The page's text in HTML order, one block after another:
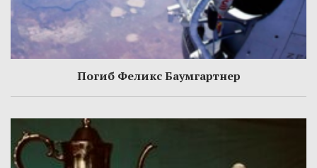
Погиб Феликс Баумгартнер